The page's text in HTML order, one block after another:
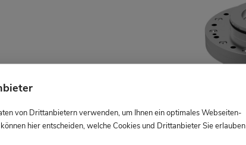
von Drittanbietern verwenden, um Ihnen ein optimales Webseiten-
hier entscheiden, welche Cookies und Drittanbieter Sie erlauben